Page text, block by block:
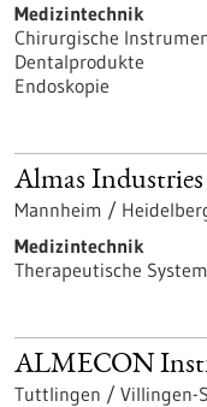
Medizintechnik
Chirurgische
Dentalprodukte
Endoskopie
Almas
Mannheim /
Medizintechnik
Therapeutische
ALMECON
Tuttlingen / Villingen-